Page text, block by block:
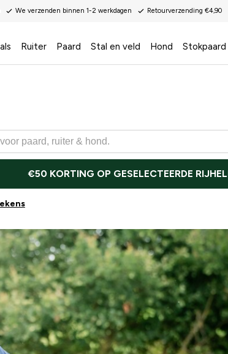
We verzenden binnen 1-2 werkdagen Retourverzending €4,90
Ruiter Paard Stal en veld Hond Stokpaard
€50 KORTING OP GESELECTEERDE